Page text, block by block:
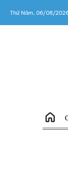
Thứ Năm, 06/08/